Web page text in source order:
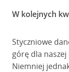
W kolejnych
Styczniowe
górę dla
Niemniej